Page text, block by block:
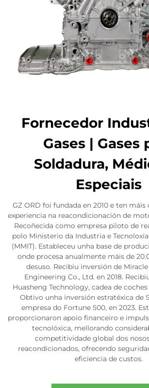
Fornecedor
Gases | Gases
Soldadura,
Especiais
GZ ORD foi fundada en 2010 e ten máis
experiencia na reacondicionación de
Recoñecida como empresa piloto de
polo Ministerio da Industria e
(MMIT). Estableceu unha base de
onde procesa anualmente máis de
desuso. Recibiu inversión de
Engineering Co., Ltd. en 2018.
Huasheng Technology, cadea de
Obtivo unha inversión estratéxica de
empresa do Fortune 500, en 2023.
proporcionaron apoio financeiro e
tecnolóxica, mellorando
competitividade global dos
reacondicionados, ofrecendo
eficiencia de custos.